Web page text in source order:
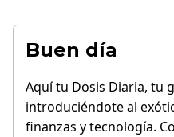
Buen día
Aquí tu Dosis Diaria, tu
introduciéndote al
finanzas y tecnología.